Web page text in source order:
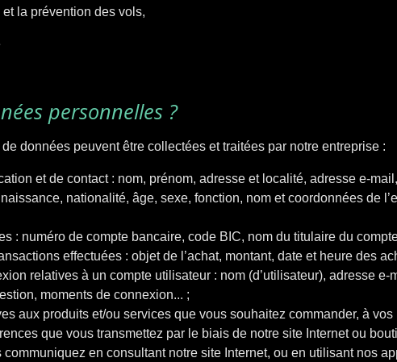
la prévention des vols,
personnelles ?
données peuvent être collectées et traitées par notre entreprise :
et de contact : nom, prénom, adresse et localité, adresse e-
nationalité, âge, sexe, fonction, nom et coordonnées de
: numéro de compte bancaire, code BIC, nom du titulaire du
effectuées : objet de l’achat, montant, date et heure des
relatives à un compte utilisateur : nom (d’utilisateur), adresse
moments de connexion... ;
aux produits et/ou services que vous souhaitez commander, à
que vous transmettez par le biais de notre site Internet ou
communiquez en consultant notre site Internet, ou en utilisant nos